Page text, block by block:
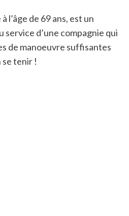
l’âge de 69 ans, est un
service d’une compagnie qui
de manoeuvre suffisantes
se tenir !